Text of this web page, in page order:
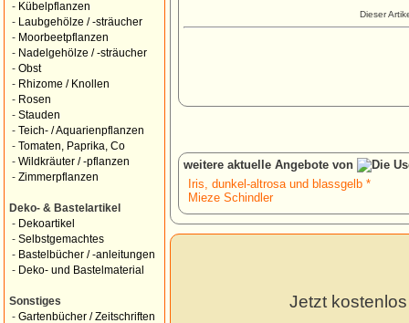
- Kübelpflanzen
-
Laubgehölze / -sträucher
- Moorbeetpflanzen
- Nadelgehölze / -sträucher
- Obst
- Rhizome / Knollen
- Rosen
- Stauden
- Teich- / Aquarienpflanzen
- Tomaten, Paprika, Co
- Wildkräuter / -pflanzen
- Zimmerpflanzen
Deko- & Bastelartikel
- Dekoartikel
- Selbstgemachtes
- Bastelbücher / -anleitungen
- Deko- und Bastelmaterial
Sonstiges
- Gartenbücher / Zeitschriften
Dieser
weitere aktuelle Angebote von
Iris, dunkel-altrosa und blassgelb *
Mieze Schindler
Jetzt